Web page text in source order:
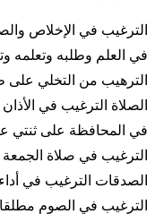
الترغيب في الإخلاص
في العلم وطلبه وتعلمه
الترهيب من التخلي
الصلاة الترغيب في
في المحافظة على ثنتي
الترغيب في صلاة
الصدقات الترغيب في
الترغيب في الصوم